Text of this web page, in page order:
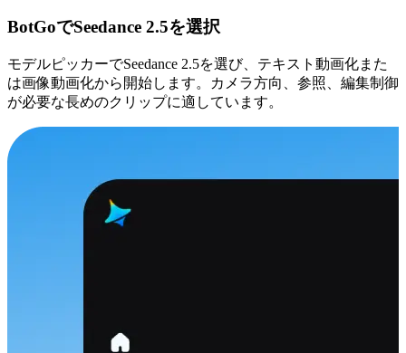
BotGoでSeedance 2.5を選択
モデルピッカーでSeedance 2.5を選び、テキスト動画化また
は画像動画化から開始します。カメラ方向、参照、編集制御
が必要な長めのクリップに適しています。